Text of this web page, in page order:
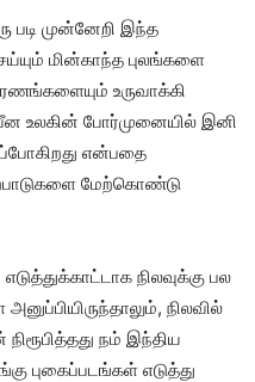
முன்னேறி இந்த
மின்காந்த புலங்களை
உருவாக்கி
உலகின் போர்முனையில் இனி
என்பதை
மேற்கொண்டு
நிலவுக்கு பல
நிலவில்
நம் இந்திய
புகைப்படங்கள் எடுத்து